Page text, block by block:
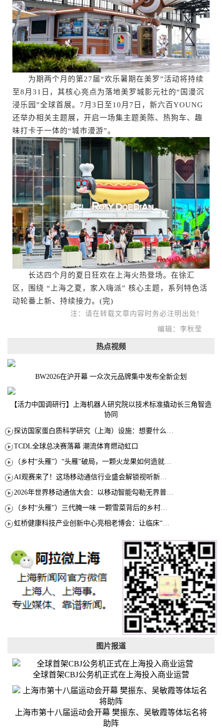
为期两个月的第27届“欢乐暑期在美罗”活动将持续
至8月31日，其核心亮点为落地美罗城影元社的“国漫沉
浸乐园”全球首展。7月3日至10月7日，新六百YOUNG
还举办相关主题展，开启一场集主题美陈、热狗车、趣
味打卡于一体的“城市漫游”。
长达四个月的夏日狂欢在上海火热登场。在徐汇
区，围绕 “上海之夏，家入嗨派” 核心主题，系列特色活
动轮番上新、持续接力。(完)
注：请在转载文章内容时务必注明出处!
编辑：李秋莹
热点视频
BW2026在沪开幕 一众次元品牌集中发布全新企划
【活力中国调研行】上海机器人研究院以技术标准撬动长三角智造
协同
TCDL全球总决赛落幕 潮流体育燃动虹口
图片报道
全球首架CBJ公务机正式在上海投入商业运营
上海市第十八届运动会开幕 樊振东、吴敏霞等体坛名将
助阵